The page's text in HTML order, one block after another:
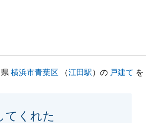
たとのコメ
県横浜市青葉区 （江田駅）の 戸建て を
てくれた